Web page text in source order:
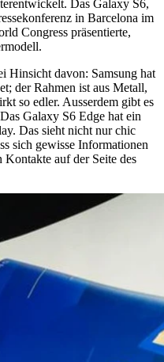
Das Galaxy S6,
in Barcelona im
Congress präsentierte,
Hinsicht davon: Samsung hat
der Rahmen ist aus Metall,
so edler. Ausserdem gibt es
Galaxy S6 Edge hat ein
Das sieht nicht nur chic
sich gewisse Informationen
auf der Seite des